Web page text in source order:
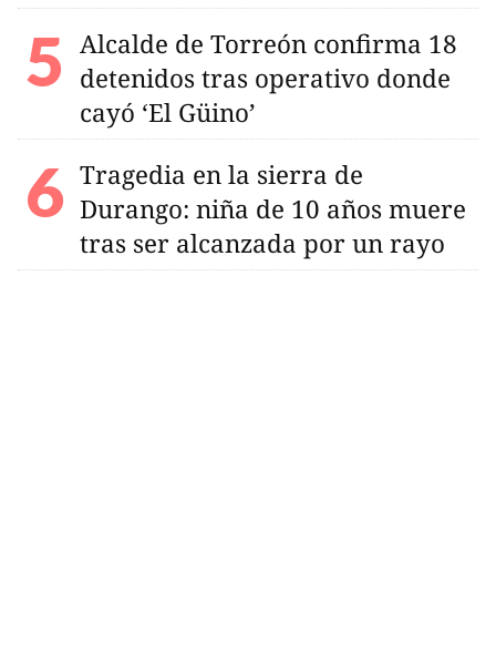
Alcalde de Torreón confirma 18
detenidos tras operativo donde
cayó ‘El Güino’
Tragedia en la sierra de
Durango: niña de 10 años muere
tras ser alcanzada por un rayo